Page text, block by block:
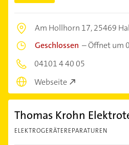
Am Hollhorn 17,25469
Geschlossen –Öffnet um
04101 4 40 05
Webseite
Thomas Krohn
ELEKTROGERÄTEREPARATUREN